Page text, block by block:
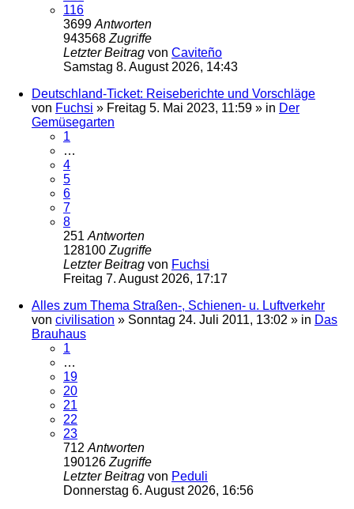
116
3699 Antworten
943568 Zugriffe
Letzter Beitrag von Caviteño
Samstag 8. August 2026, 14:43
Deutschland-Ticket: Reiseberichte und Vorschläge
von Fuchsi » Freitag 5. Mai 2023, 11:59 » in Der
Gemüsegarten
1
…
4
5
6
7
8
251 Antworten
128100 Zugriffe
Letzter Beitrag von Fuchsi
Freitag 7. August 2026, 17:17
Alles zum Thema Straßen-, Schienen- u. Luftverkehr
von civilisation » Sonntag 24. Juli 2011, 13:02 » in Das
Brauhaus
1
…
19
20
21
22
23
712 Antworten
190126 Zugriffe
Letzter Beitrag von Peduli
Donnerstag 6. August 2026, 16:56